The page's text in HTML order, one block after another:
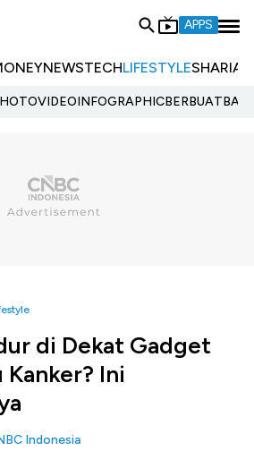
APPS
NEWSTECHLIFESTYLESHARIA
VIDEOINFOGRAPHIC
di Dekat Gadget
Kanker? Ini
Indonesia